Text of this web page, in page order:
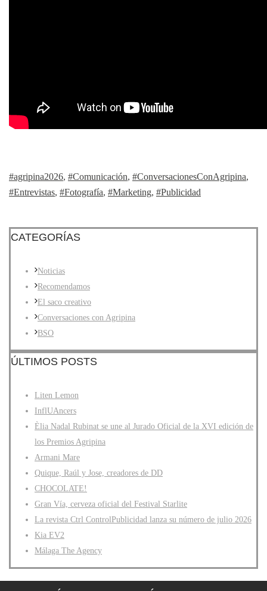
#agripina2026, #Comunicación, #ConversacionesConAgripina,
#Entrevistas, #Fotografía, #Marketing, #Publicidad
CATEGORÍAS
Noticias
Recomendamos
El saco creativo
Conversaciones con Agripina
BSO
ÚLTIMOS POSTS
Liten Lemon
InflUAncers
Èlia Nadal Rubinat se une al Jurado Oficial de la XVI edición de
los Premios Agripina
Armani Mare
Quique, Raúl y Jose, creadores de DD
CHOCOLATE!
Gran Vía, cerveza oficial del Festival Starlite
La revista Ctrl ControlPublicidad lanza su número de julio 2026
Kia EV2
Málaga The Agency